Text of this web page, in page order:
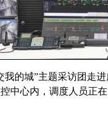
的城”主题采访团走
中心内，调度人员正